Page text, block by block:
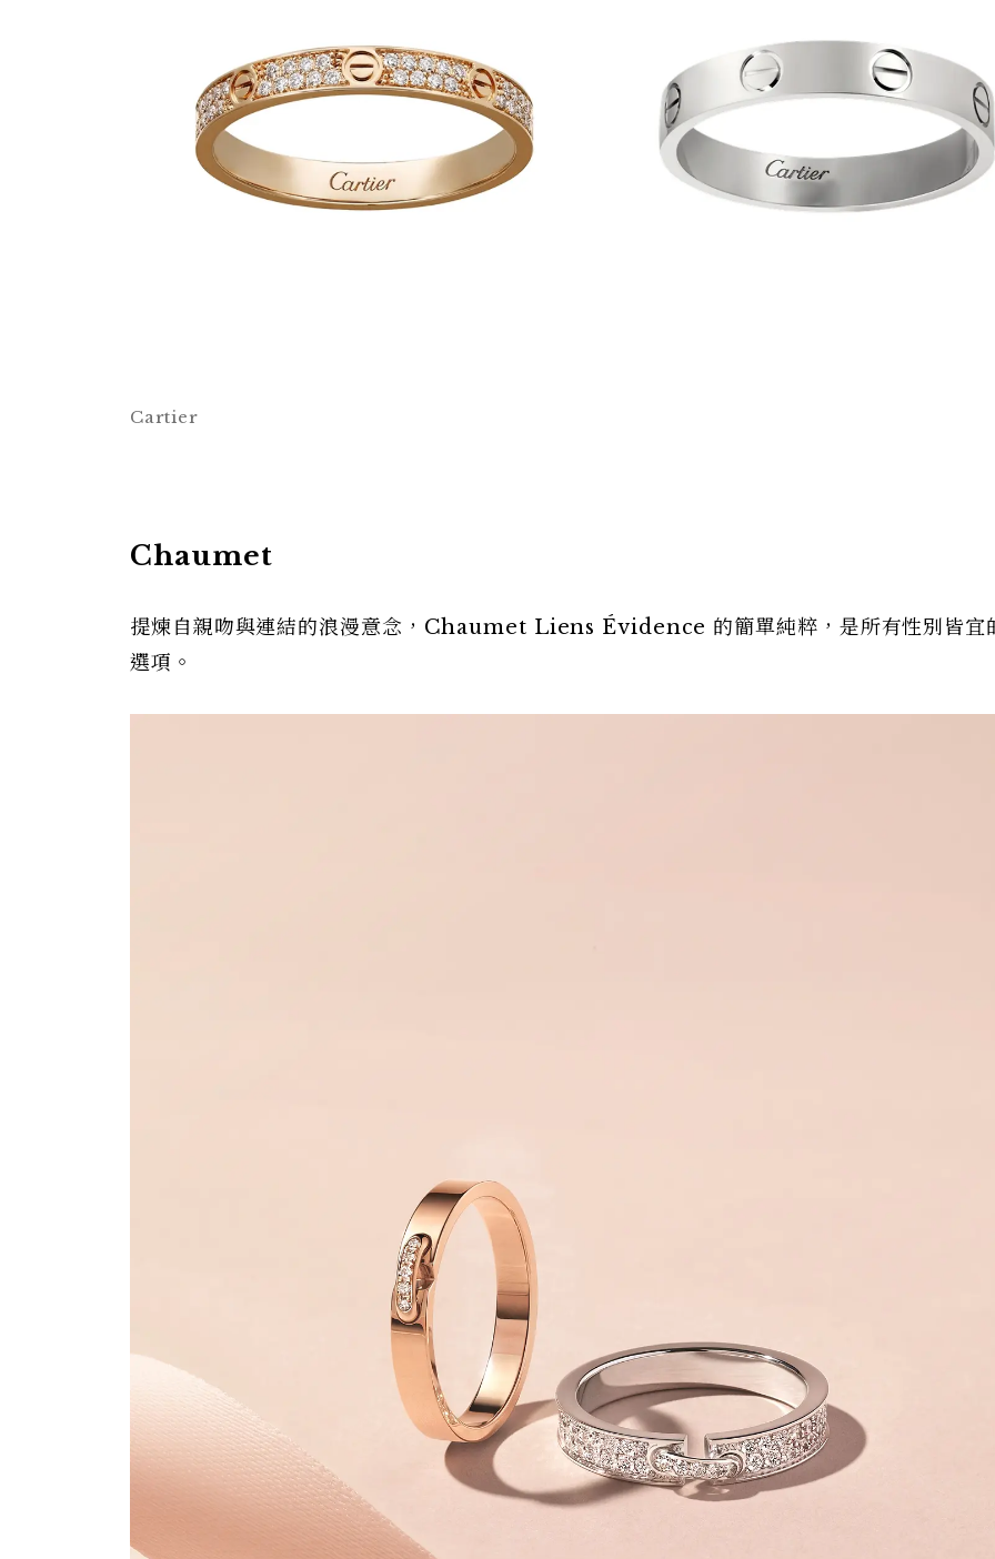
Cartier
Chaumet
提煉自親吻與連結的浪漫意念，Chaumet Liens Évidence 的簡單純粹，是所有性別皆宜
選項。